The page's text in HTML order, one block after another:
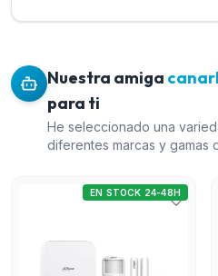
Nuestra amiga
para ti
He seleccionado una
diferentes marcas y gamas
kit de alarma vía radio
avanzada con múltiples
U-Prox MP WiFi S negro
asequible, manteniendo la
interior es ideal para
discreta. Finalmente, el
EN STOCK 24-48H